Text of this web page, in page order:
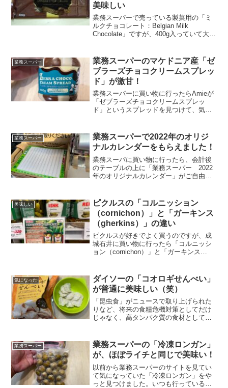
美味しい
業務スーパーで売っている製菓用の「ミ
ルクチョコレート：Belgian Milk
Chocolate」ですが、400g入っていて大き
ご紹介。元々は、奥がガトーショコラを
作...
業務スーパー
業務スーパーのマケドニア産「ゼ
ブラーズチョコクリームスプレッ
ド」が激甘！
業務スーパーに買い物に行ったらAmieが
「ゼブラーズチョコクリームスプレッ
ド」というスプレッドを見つけて、気に
のものを初めて食べた気がする（笑）マ
ケドニア産「ゼブラーズチ...
業務スーパー
業務スーパーで2022年のオリジ
ナルカレンダーをもらえました！
業務スーパに買い物に行ったら、会計後
のテーブルの上に「業務スーパー 2022
年のオリジナルカレンダー」がご自由に
カレンダー業務スーパーの2022年のオリ
ジナルカレン...
美味しい
ピクルスの「コルニッション
（cornichon）」と「ガーキンス
（gherkins）」の違い
ピクルスが好きでよく買うのですが、成
城石井に買い物に行ったら「コルニッシ
ョン（cornichon）」と「ガーキンス
のピクルスが好きなのですが、よくよく
調べてみ...
気になった
ダイソーの「コオロギせんべい」
が普通に美味しい（笑）
「昆虫食」がニュースで取り上げられた
りなど、将来の食糧危機対策としてだけ
じゃなく、高タンパク質の食材としても
た。普通に110円だったし、食べてみない
といけないよなぁ〜と、...
業務スーパー
業務スーパーの「冷凍ロンガン」
が、ほぼライチと同じで美味い！
以前から業務スーパーのサイトを見てい
て気になっていた「冷凍ロンガン」をや
っと見つけました。いつも行っている業